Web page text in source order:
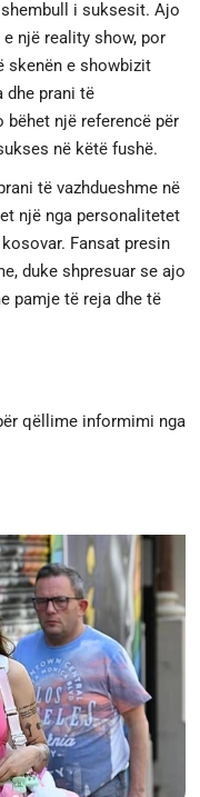
i suksesit. Ajo
një reality show, por
skenën e showbizit
dhe prani të
bëhet një referencë për
në këtë fushë.
të vazhdueshme në
një nga personalitetet
Fansat presin
duke shpresuar se ajo
pamje të reja dhe të
qëllime informimi nga